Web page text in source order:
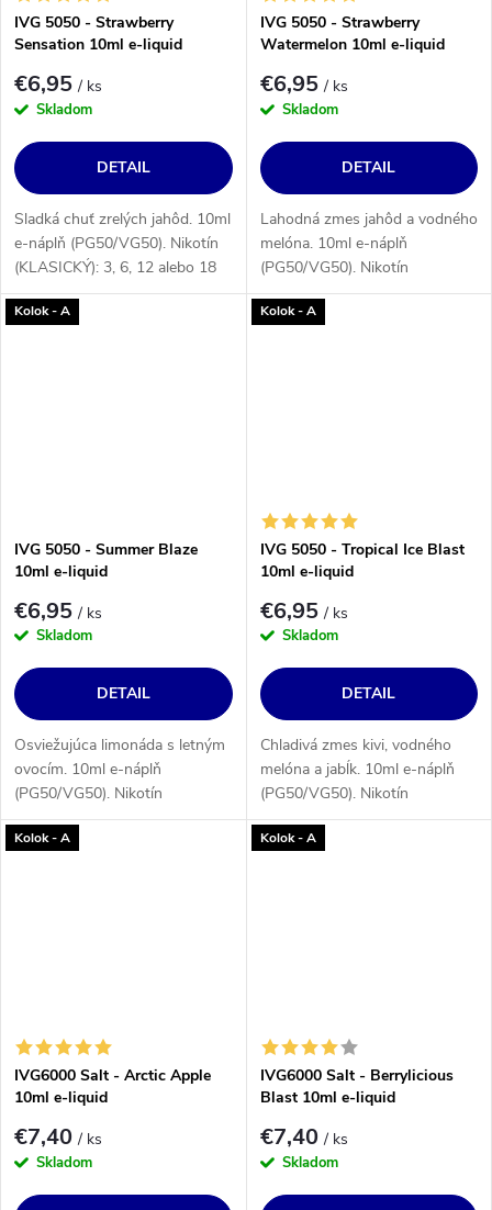
IVG 5050 - Strawberry
Sensation 10ml e-liquid
€6,95/ ks
Skladom
DETAIL
Sladká chuť zrelých jahôd. 10ml
e-náplň (PG50/VG50). Nikotín
(KLASICKÝ): 3, 6, 12 alebo 18
mg/ml.
IVG 5050 - Strawberry
Watermelon 10ml e-liquid
€6,95/ ks
Skladom
DETAIL
Lahodná zmes jahôd a vodného
melóna. 10ml e-náplň
(PG50/VG50). Nikotín
(KLASICKÝ): 3, 6, 12 alebo 18
mg/ml.
Kolok - A
IVG 5050 - Summer Blaze
10ml e-liquid
€6,95/ ks
Skladom
DETAIL
Osviežujúca limonáda s letným
ovocím. 10ml e-náplň
(PG50/VG50). Nikotín
(KLASICKÝ): 3, 6, 12 alebo 18
mg/ml.
Kolok - A
IVG 5050 - Tropical Ice Blast
10ml e-liquid
€6,95/ ks
Skladom
DETAIL
Chladivá zmes kivi, vodného
melóna a jabĺk. 10ml e-náplň
(PG50/VG50). Nikotín
(KLASICKÝ): 3, 6, 12 alebo 18
mg/ml.
Kolok - A
IVG6000 Salt - Arctic Apple
10ml e-liquid
€7,40/ ks
Skladom
Kolok - A
IVG6000 Salt - Berrylicious
Blast 10ml e-liquid
€7,40/ ks
Skladom